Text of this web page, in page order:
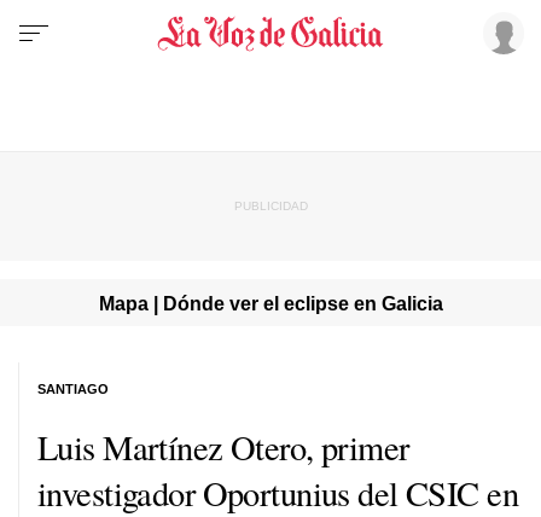
Mapa | Dónde ver el eclipse en Galicia
Luis Martínez Otero, primer
investigador Oportunius del CSIC en
SANTIAGO